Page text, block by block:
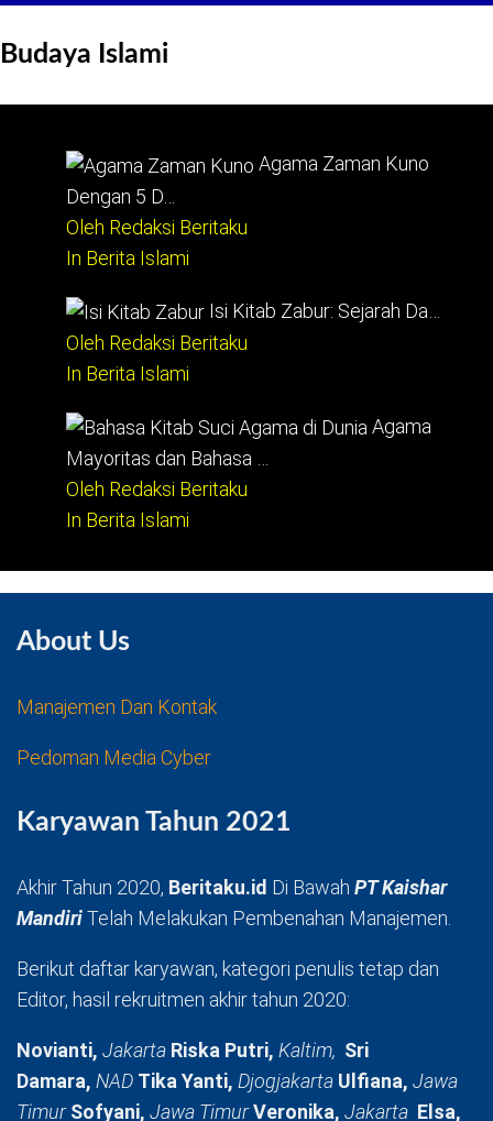
Budaya Islami
Agama Zaman Kuno
Dengan 5 D…
Oleh Redaksi Beritaku
In Berita Islami
Isi Kitab Zabur: Sejarah Da…
Oleh Redaksi Beritaku
In Berita Islami
Agama
Mayoritas dan Bahasa …
Oleh Redaksi Beritaku
In Berita Islami
About Us
Manajemen Dan Kontak
Pedoman Media Cyber
Karyawan Tahun 2021
Akhir Tahun 2020, Beritaku.id Di Bawah PT Kaishar
MandiriTelah Melakukan Pembenahan Manajemen.
Berikut daftar karyawan, kategori penulis tetap dan
Editor, hasil rekruitmen akhir tahun 2020:
Novianti, Jakarta Riska Putri, Kaltim, Sri
Damara, NAD Tika Yanti, Djogjakarta Ulfiana, Jawa
TimurSofyani, Jawa TimurVeronika, Jakarta Elsa,